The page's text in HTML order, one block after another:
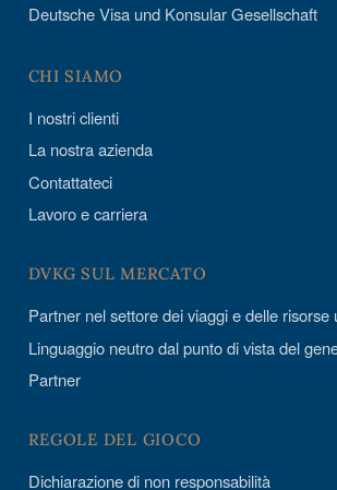
Deutsche Visa und Konsular Gesellschaft
CHI SIAMO
I nostri clienti
La nostra azienda
Contattateci
Lavoro e carriera
DVKG SUL MERCATO
Partner nel settore dei viaggi e delle risorse
Linguaggio neutro dal punto di vista del
Partner
REGOLE DEL GIOCO
Dichiarazione di non responsabilità